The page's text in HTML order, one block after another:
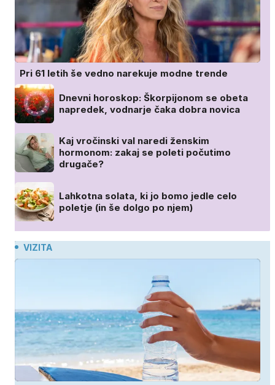
Pri 61 letih še vedno narekuje modne trende
Dnevni horoskop: Škorpijonom se obeta
napredek, vodnarje čaka dobra novica
Kaj vročinski val naredi ženskim
hormonom: zakaj se poleti počutimo
drugače?
Lahkotna solata, ki jo bomo jedle celo
poletje (in še dolgo po njem)
VIZITA